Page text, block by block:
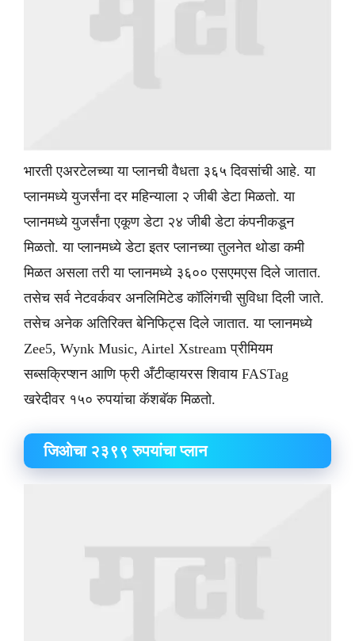
भारती एअरटेलच्या या प्लानची वैधता ३६५ दिवसांची आहे. या
प्लानमध्ये युजर्संना दर महिन्याला २ जीबी डेटा मिळतो. या
प्लानमध्ये युजर्संना एकूण डेटा २४ जीबी डेटा कंपनीकडून
मिळतो. या प्लानमध्ये डेटा इतर प्लानच्या तुलनेत थोडा कमी
मिळत असला तरी या प्लानमध्ये ३६०० एसएमएस दिले जातात.
तसेच सर्व नेटवर्कवर अनलिमिटेड कॉलिंगची सुविधा दिली जाते.
तसेच अनेक अतिरिक्त बेनिफिट्स दिले जातात. या प्लानमध्ये
Zee5, Wynk Music, Airtel Xstream प्रीमियम
सब्सक्रिप्शन आणि फ्री अँटीव्हायरस शिवाय FASTag
खरेदीवर १५० रुपयांचा कॅशबॅक मिळतो.
​जिओचा २३९९ रुपयांचा प्लान